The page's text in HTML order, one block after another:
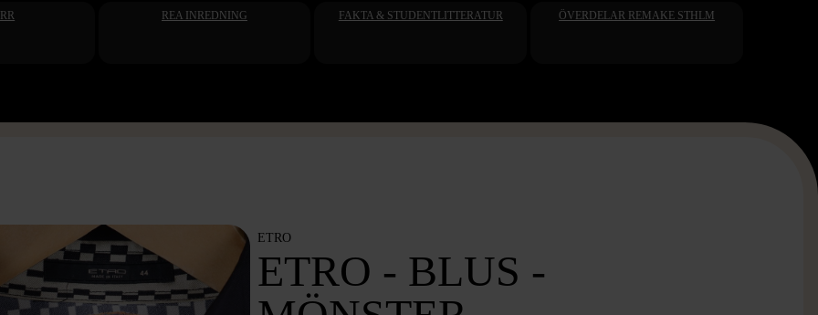
REA INREDNING FAKTA & STUDENTLITTERATUR ÖVERDELAR REMAKE STHLM
ETRO
ETRO - BLUS -